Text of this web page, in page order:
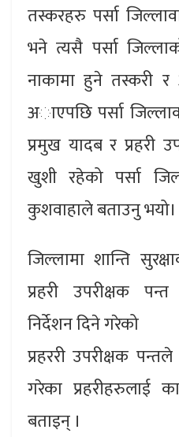
तस्करहरु पर्सा
भने त्यसै पर्सा
नाकामा हुने तस्करी र
अाएपछि पर्सा
प्रमुख यादब र प्रहरी
खुशी रहेको पर्सा
कुशवाहाले बताउनु भयो।
जिल्लामा शान्ति
प्रहरी उपरीक्षक
निर्देशन दिने गरेको
प्रहररी उपरीक्षक
गरेका प्रहरीहरुलाई
बताइन् ।